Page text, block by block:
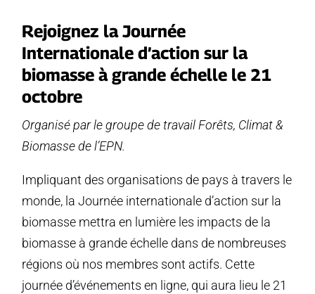
Rejoignez la Journée
Internationale d’action sur la
biomasse à grande échelle le 21
octobre
Organisé par le groupe de travail Forêts, Climat &
Biomasse de l’EPN.
Impliquant des organisations de pays à travers le
monde, la Journée internationale d’action sur la
biomasse mettra en lumière les impacts de la
biomasse à grande échelle dans de nombreuses
régions où nos membres sont actifs. Cette
journée d’événements en ligne, qui aura lieu le 21